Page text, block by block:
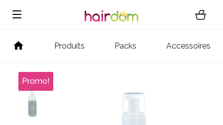
Produits Packs Accessoires